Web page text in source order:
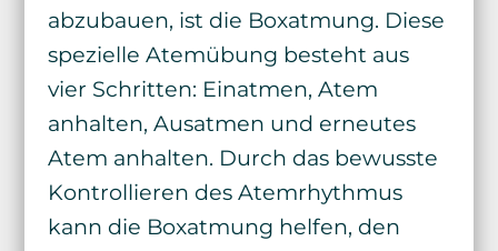
abzubauen, ist die Boxatmung. Diese
spezielle Atemübung besteht aus
vier Schritten: Einatmen, Atem
anhalten, Ausatmen und erneutes
Atem anhalten. Durch das bewusste
Kontrollieren des Atemrhythmus
kann die Boxatmung helfen, den